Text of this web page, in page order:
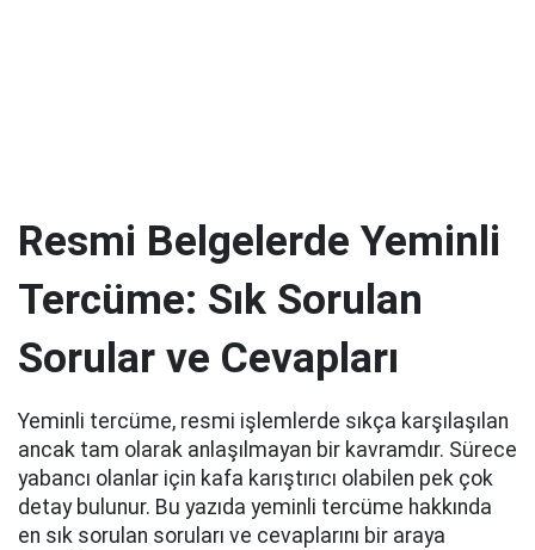
Resmi Belgelerde Yeminli
Tercüme: Sık Sorulan
Sorular ve Cevapları
Yeminli tercüme, resmi işlemlerde sıkça karşılaşılan
ancak tam olarak anlaşılmayan bir kavramdır. Sürece
yabancı olanlar için kafa karıştırıcı olabilen pek çok
detay bulunur. Bu yazıda yeminli tercüme hakkında
en sık sorulan soruları ve cevaplarını bir araya